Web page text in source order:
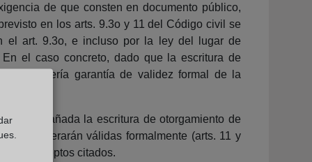
de que consten en documento público,
en los arts. 9.3o y 11 del Código civil se
el art. 9.3o, e incluso por la ley del lugar de
el caso concreto, dado que la escritura de
sería garantía de validez formal de la
acompañada la escritura de otorgamiento de
considerarán válidas formalmente (arts. 11 y
los preceptos citados.